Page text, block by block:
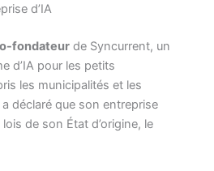
d’IA
fondateur de Syncurrent, un
d’IA pour les petits
les municipalités et les
déclaré que son entreprise
de son État d’origine, le